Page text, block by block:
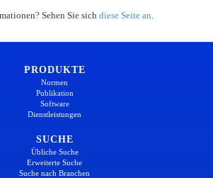
Sehen Sie sich diese Seite an
PRODUKTE
Normen
Publikation
Software
Dienstleistungen
SUCHE
Übliche Suche
Erweiterte Suche
Suche nach Branchen